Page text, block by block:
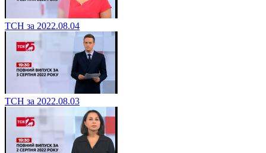
ТСН за 2022.08.04
ТСН за 2022.08.03